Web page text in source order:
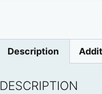
Description
DESCRIPTION